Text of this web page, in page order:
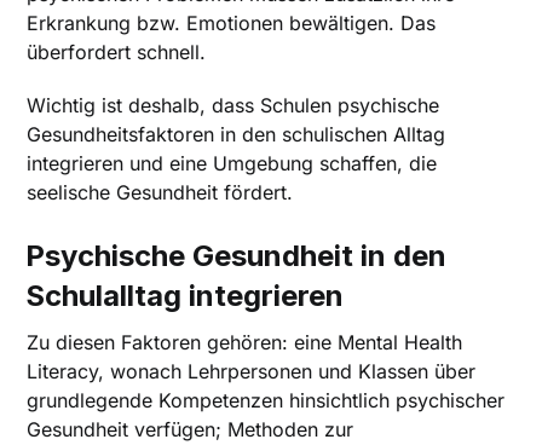
Erkrankung bzw. Emotionen bewältigen. Das
überfordert schnell.
Wichtig ist deshalb, dass Schulen psychische
Gesundheitsfaktoren in den schulischen Alltag
integrieren und eine Umgebung schaffen, die
seelische Gesundheit fördert.
Psychische Gesundheit in den
Schulalltag integrieren
Zu diesen Faktoren gehören: eine Mental Health
Literacy, wonach Lehrpersonen und Klassen über
grundlegende Kompetenzen hinsichtlich psychischer
Gesundheit verfügen; Methoden zur